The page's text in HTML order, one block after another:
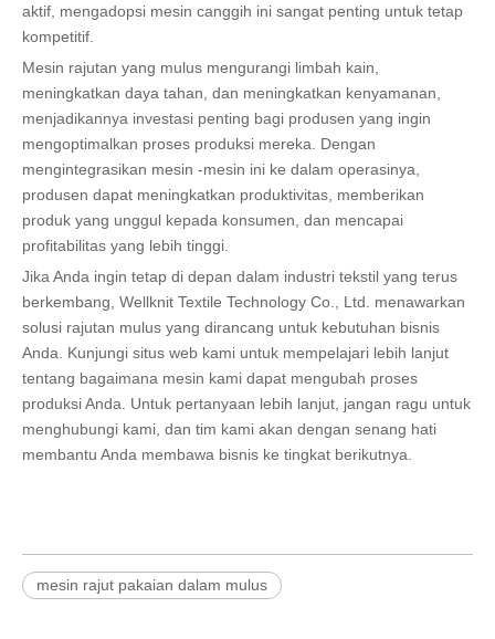
aktif, mengadopsi mesin canggih ini sangat penting untuk tetap
kompetitif.
Mesin rajutan yang mulus mengurangi limbah kain,
meningkatkan daya tahan, dan meningkatkan kenyamanan,
menjadikannya investasi penting bagi produsen yang ingin
mengoptimalkan proses produksi mereka. Dengan
mengintegrasikan mesin -mesin ini ke dalam operasinya,
produsen dapat meningkatkan produktivitas, memberikan
produk yang unggul kepada konsumen, dan mencapai
profitabilitas yang lebih tinggi.
Jika Anda ingin tetap di depan dalam industri tekstil yang terus
berkembang, Wellknit Textile Technology Co., Ltd. menawarkan
solusi rajutan mulus yang dirancang untuk kebutuhan bisnis
Anda. Kunjungi situs web kami untuk mempelajari lebih lanjut
tentang bagaimana mesin kami dapat mengubah proses
produksi Anda. Untuk pertanyaan lebih lanjut, jangan ragu untuk
menghubungi kami, dan tim kami akan dengan senang hati
membantu Anda membawa bisnis ke tingkat berikutnya.
mesin rajut pakaian dalam mulus